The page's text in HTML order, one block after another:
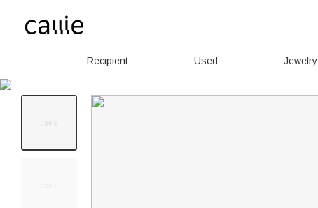
Recipient Used Jewelry